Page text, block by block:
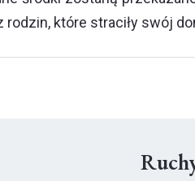
które straciły swój